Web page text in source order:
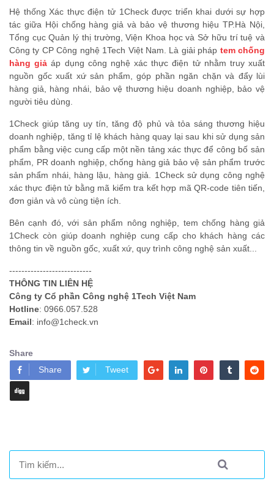
Hệ thống Xác thực điện tử 1Check được triển khai dưới sự hợp
tác giữa Hội chống hàng giả và bảo vệ thương hiệu TP.Hà Nội,
Tổng cục Quản lý thị trường, Viện Khoa học và Sở hữu trí tuệ và
Công ty CP Công nghệ 1Tech Việt Nam. Là giải pháp tem chống
hàng giả áp dụng công nghệ xác thực điện tử nhằm truy xuất
nguồn gốc xuất xứ sản phẩm, góp phần ngăn chặn và đẩy lùi
hàng giả, hàng nhái, bảo vệ thương hiệu doanh nghiệp, bảo vệ
người tiêu dùng.
1Check giúp tăng uy tín, tăng độ phủ và tỏa sáng thương hiệu
doanh nghiệp, tăng tỉ lệ khách hàng quay lại sau khi sử dụng sản
phẩm bằng việc cung cấp một nền tảng xác thực để công bố sản
phẩm, PR doanh nghiệp, chống hàng giả bảo vệ sản phẩm trước
sản phẩm nhái, hàng lậu, hàng giả. 1Check sử dụng công nghệ
xác thực điện tử bằng mã kiểm tra kết hợp mã QR-code tiên tiến,
đơn giản và vô cùng tiện ích.
Bên cạnh đó, với sản phẩm nông nghiệp, tem chống hàng giả
1Check còn giúp doanh nghiệp cung cấp cho khách hàng các
thông tin về nguồn gốc, xuất xứ, quy trình công nghệ sản xuất...
---------------------------
THÔNG TIN LIÊN HỆ
Công ty Cổ phần Công nghệ 1Tech Việt Nam
Hotline: 0966.057.528
Email: info@1check.vn
Share
Share
Tweet